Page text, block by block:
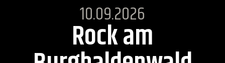
10.09.2026
Rock am